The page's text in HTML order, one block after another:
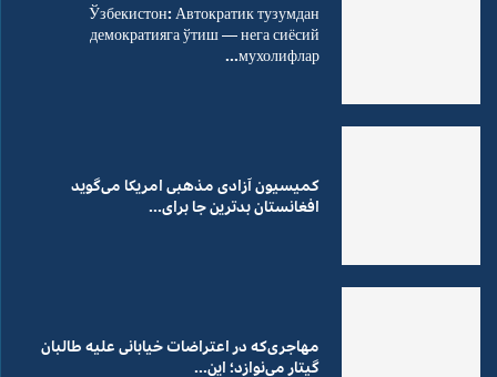
Ўзбекистон: Автократик тузумдан
демократияга ўтиш — нега сиёсий
мухолифлар...
کمیسیون آزادی مذهبی امریکا می‌گوید
افغانستان بدترین جا برای...
مهاجری‌که در اعتراضات خیابانی علیه طالبان
گیتار می‌نوازد؛ این...